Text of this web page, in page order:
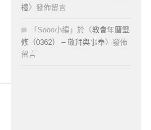
禮〉發佈留言
「 Sooo小編 」於〈教會年曆靈
修（0362） – 敬拜與事奉〉發佈
留言